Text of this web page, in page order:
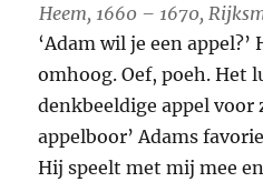
Heem, 1660 – 1670,
‘Adam wil je een
omhoog. Oef, poeh. Het
denkbeeldige appel voor
appelboor’ Adams
Hij speelt met mij mee